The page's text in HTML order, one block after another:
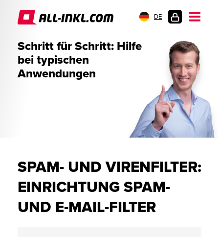
DE
Schritt für Schritt: Hilfe
bei typischen
Anwendungen
SPAM- UND VIRENFILTER:
EINRICHTUNG SPAM-
UND E-MAIL-FILTER